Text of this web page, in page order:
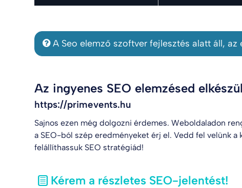
A Seo elemző szoftver fejlesztés alatt áll,
Az ingyenes SEO elemzésed
https://primevents.hu
Sajnos ezen még dolgozni érdemes. Weboldaladon
a SEO-ból szép eredményeket érj el. Vedd fel velünk a
felállíthassuk SEO stratégiád!
Kérem a részletes SEO-jelentést!